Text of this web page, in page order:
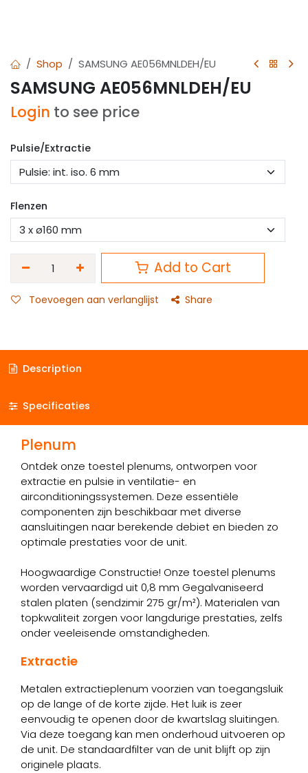
Shop SAMSUNG AE056MNLDEH/EU
SAMSUNG AE056MNLDEH/EU
Login to see price
Pulsie/Extractie
Flenzen
Add to Cart
Toevoegen aan verlanglijst Share
Description
Specificaties
Plenum
Ontdek onze toestel plenums, ontworpen voor
extractie en pulsie in ventilatie- en
airconditioningssystemen. Deze essentiële
componenten zijn beschikbaar met diverse
aansluitingen naar berekende debiet en bieden zo
optimale prestaties voor de unit.
Hoogwaardige Constructie! Onze toestel plenums
worden vervaardigd uit 0,8 mm Gegalvaniseerd
stalen platen (sendzimir 275 gr/m²). Materialen van
topkwaliteit zorgen voor langdurige prestaties, zelfs
onder veeleisende omstandigheden.
Extractie
Metalen extractieplenum voorzien van toegangsluik
op de lange of de korte zijde. Het luik is zeer
eenvoudig te openen door de kwartslag sluitingen.
Via deze toegang kan men onderhoud uitvoeren op
de unit. De standaardfilter van de unit blijft op zijn
originele plaats.